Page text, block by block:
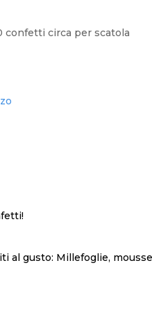
confetti circa per scatola
gusto: Millefoglie,